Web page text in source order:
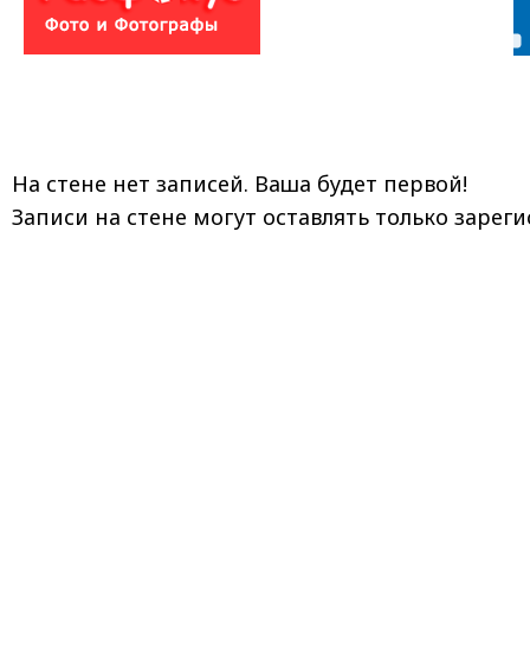
На стене нет записей. Ваша будет первой!
Записи на стене могут оставлять только